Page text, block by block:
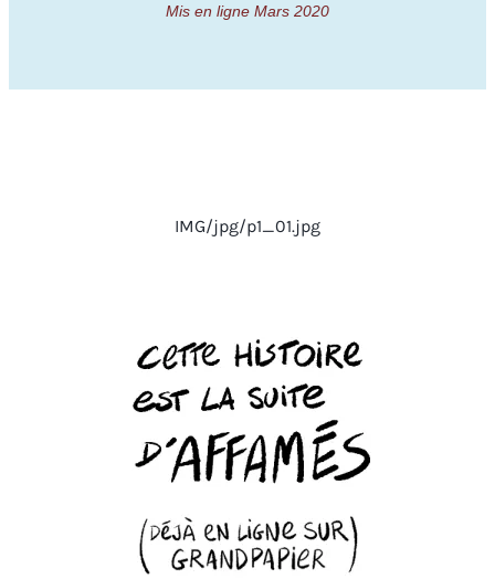
Mis en ligne Mars 2020
IMG/jpg/p1_01.jpg